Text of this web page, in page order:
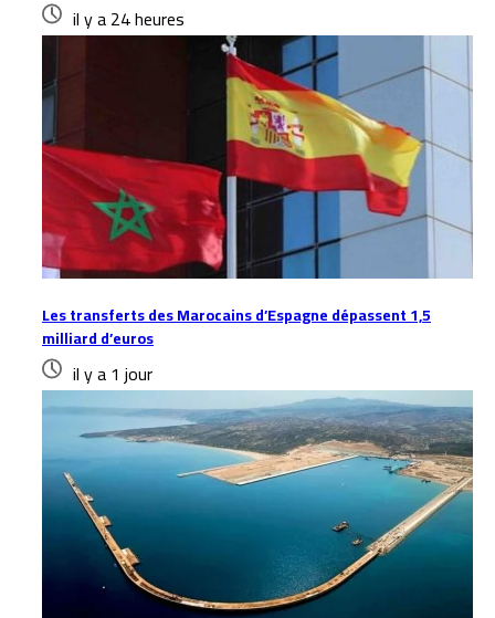
il y a 24 heures
Les transferts des Marocains d’Espagne dépassent 1,5
milliard d’euros
il y a 1 jour